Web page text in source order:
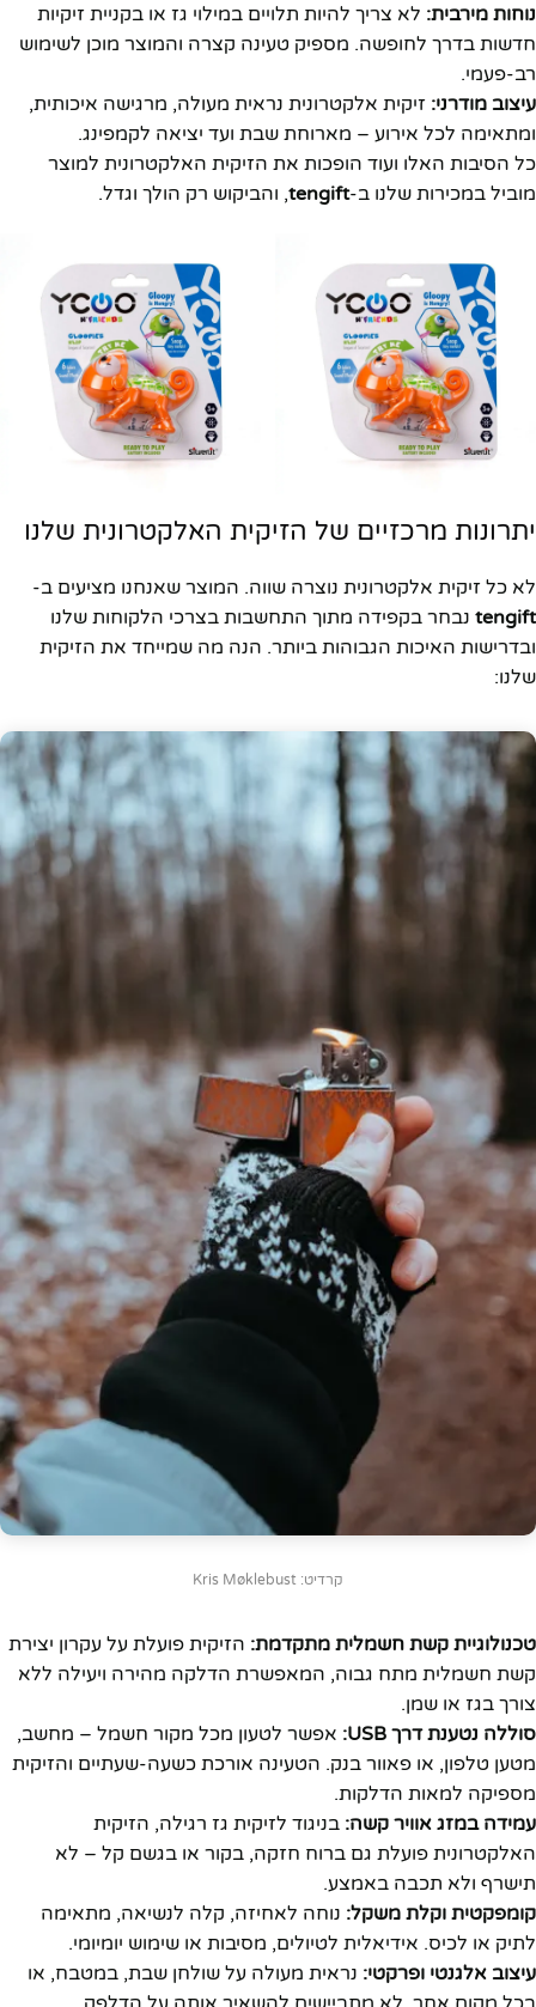
נוחות מירבית: לא צריך להיות תלויים במילוי גז או בקניית זיקיות
חדשות בדרך לחופשה. מספיק טעינה קצרה והמוצר מוכן לשימוש
רב-פעמי.
עיצוב מודרני: זיקית אלקטרונית נראית מעולה, מרגישה איכותית,
ומתאימה לכל אירוע – מארוחת שבת ועד יציאה לקמפינג.
כל הסיבות האלו ועוד הופכות את הזיקית האלקטרונית למוצר
מוביל במכירות שלנו ב-tengift, והביקוש רק הולך וגדל.
יתרונות מרכזיים של הזיקית האלקטרונית שלנו
לא כל זיקית אלקטרונית נוצרה שווה. המוצר שאנחנו מציעים ב-
tengift נבחר בקפידה מתוך התחשבות בצרכי הלקוחות שלנו
ובדרישות האיכות הגבוהות ביותר. הנה מה שמייחד את הזיקית
שלנו:
קרדיט: Kris Møklebust
טכנולוגיית קשת חשמלית מתקדמת: הזיקית פועלת על עקרון יצירת
קשת חשמלית מתח גבוה, המאפשרת הדלקה מהירה ויעילה ללא
צורך בגז או שמן.
סוללה נטענת דרך USB:
אפשר לטעון מכל מקור חשמל – מחשב,
מטען טלפון, או פאוור בנק. הטעינה אורכת כשעה-שעתיים והזיקית
מספיקה למאות הדלקות.
עמידה במזג אוויר קשה: בניגוד לזיקית גז רגילה, הזיקית
האלקטרונית פועלת גם ברוח חזקה, בקור או בגשם קל – לא
תישרף ולא תכבה באמצע.
קומפקטית וקלת משקל: נוחה לאחיזה, קלה לנשיאה, מתאימה
לתיק או לכיס. אידיאלית לטיולים, מסיבות או שימוש יומיומי.
עיצוב אלגנטי ופרקטי: נראית מעולה על שולחן שבת, במטבח, או